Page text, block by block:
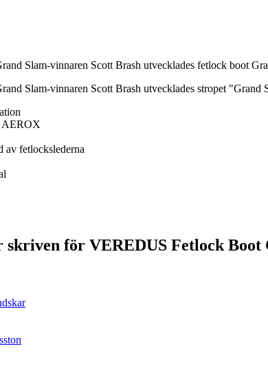
Slam-vinnaren Scott Brash utvecklades fetlock boot
Slam-vinnaren Scott Brash utvecklades stropet
AEROX
av fetlockslederna
skriven för VEREDUS Fetlock